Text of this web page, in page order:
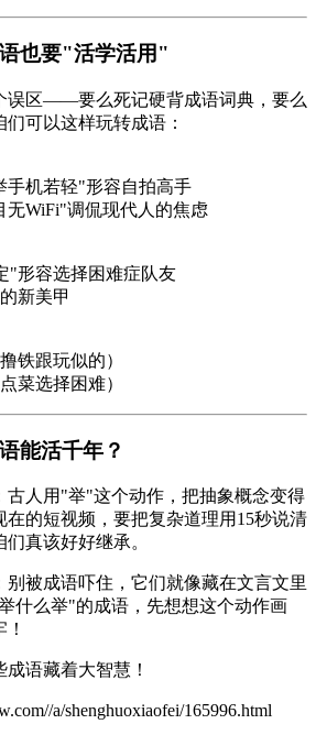
也要"活学活用"
误区——要么死记硬背成语词典，要么
可以这样玩转成语：
手机若轻"形容自拍高手
WiFi"调侃现代人的焦虑
"形容选择困难症队友
新美甲
铁跟玩似的）
菜选择困难）
能活千年？
古人用"举"这个动作，把抽象概念变得
的短视频，要把复杂道理用15秒说清
真该好好继承。
被成语吓住，它们就像藏在文言文里
什么举"的成语，先想想这个动作画
语藏着大智慧！
a/shenghuoxiaofei/165996.html